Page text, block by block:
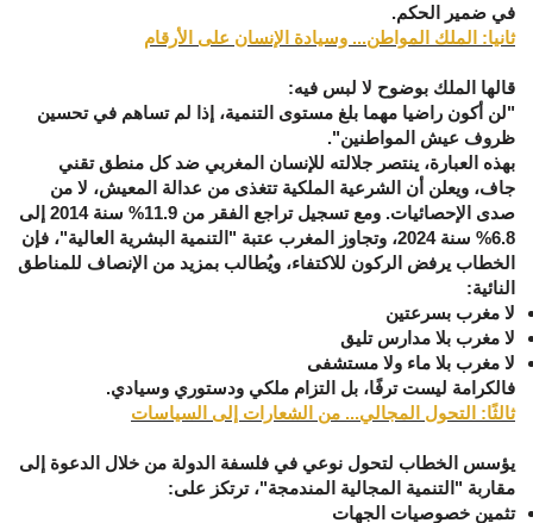
في ضمير الحكم.
ثانيا: الملك المواطن... وسيادة الإنسان على الأرقام
قالها الملك بوضوح لا لبس فيه:
"لن أكون راضيا مهما بلغ مستوى التنمية، إذا لم تساهم في تحسين
ظروف عيش المواطنين".
بهذه العبارة، ينتصر جلالته للإنسان المغربي ضد كل منطق تقني
جاف، ويعلن أن الشرعية الملكية تتغذى من عدالة المعيش، لا من
صدى الإحصائيات.
ومع تسجيل تراجع الفقر من 11.9% سنة 2014 إلى
6.8% سنة 2024، وتجاوز المغرب عتبة "التنمية البشرية العالية"، فإن
الخطاب يرفض الركون للاكتفاء، ويُطالب بمزيد من الإنصاف للمناطق
النائية:
لا مغرب بسرعتين
لا مغرب بلا مدارس تليق
لا مغرب بلا ماء ولا مستشفى
فالكرامة ليست ترفًا، بل التزام ملكي ودستوري وسيادي.
ثالثًا: التحول المجالي... من الشعارات إلى السياسات
يؤسس الخطاب لتحول نوعي في فلسفة الدولة من خلال الدعوة إلى
مقاربة "التنمية المجالية المندمجة"، ترتكز على:
تثمين خصوصيات الجهات